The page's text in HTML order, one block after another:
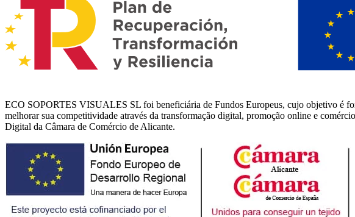
ECO SOPORTES VISUALES SL foi beneficiária de Fundos Europeus, cujo objetivo é
melhorar sua competitividade através da transformação digital, promoção online e
Digital da Câmara de Comércio de Alicante.